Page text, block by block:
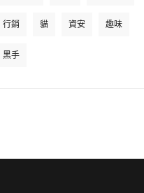
行銷 貓 資安 趣味
黑手